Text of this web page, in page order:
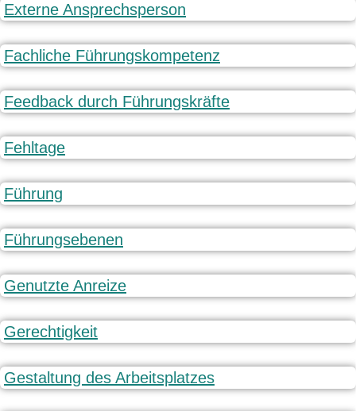
Externe Ansprechsperson
Fachliche Führungskompetenz
Feedback durch Führungskräfte
Fehltage
Führung
Führungsebenen
Genutzte Anreize
Gerechtigkeit
Gestaltung des Arbeitsplatzes